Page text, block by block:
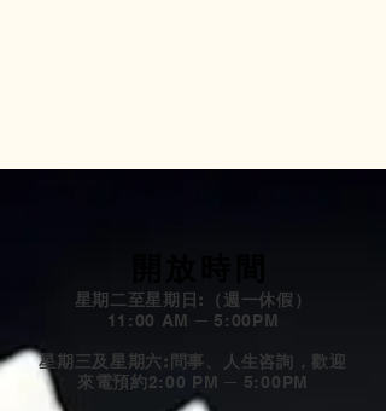
星期二至星期日:（週一休假）
11:00 AM ─ 5:00PM
星期三及星期六:問事、人生咨詢，歡迎
來電預約2:00 PM ─ 5:00PM